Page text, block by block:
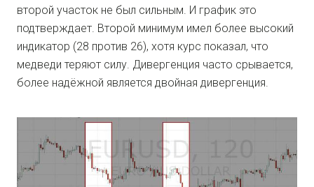
второй участок не был сильным. И график это
подтверждает. Второй минимум имел более высокий
индикатор (28 против 26), хотя курс показал, что
медведи теряют силу. Дивергенция часто срывается,
более надёжной является двойная дивергенция.